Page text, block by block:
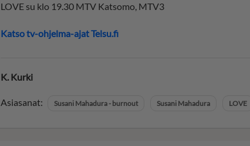
LOVE su klo 19.30 MTV Katsomo, MTV3
Katso tv-ohjelma-ajat Telsu.fi
K. Kurki
Asiasanat: Susani Mahadura - burnout Susani Mahadura LOVE